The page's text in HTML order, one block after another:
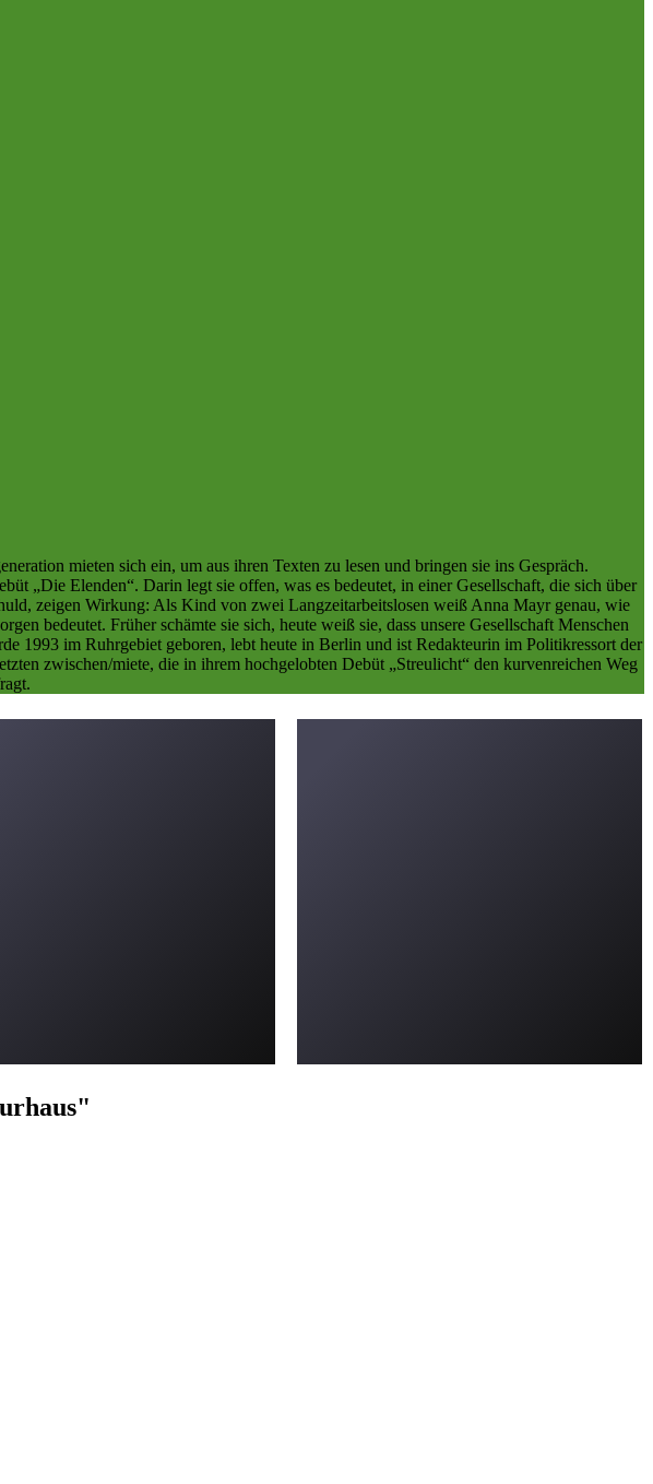
mieten sich ein, um aus ihren Texten zu lesen und bringen sie ins Gespräch.
„Die Elenden“. Darin legt sie offen, was es bedeutet, in einer Gesellschaft, die sich über
zeigen Wirkung: Als Kind von zwei Langzeitarbeitslosen weiß Anna Mayr genau, wie
bedeutet. Früher schämte sie sich, heute weiß sie, dass unsere Gesellschaft Menschen
1993 im Ruhrgebiet geboren, lebt heute in Berlin und ist Redakteurin im Politikressort der
zwischen/miete, die in ihrem hochgelobten Debüt „Streulicht“ den kurvenreichen Weg